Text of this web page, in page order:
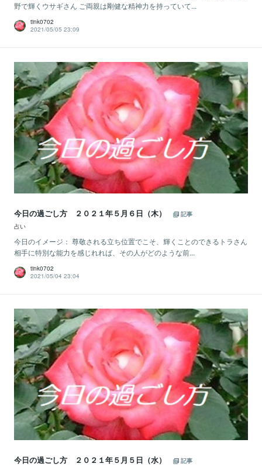
野で輝くウサギさん ご両親は剛健な精神力を持っていて...
tink0702
2021/05/05 23:09
今日の過ごし方 ２０２１年５月６日（木）
記事
占い
今日のイメージ： 尊敬される立ち位置でこそ、輝くことのできるトラさん
相手に特別な能力を感じれれば、その人がどのような前...
tink0702
2021/05/04 23:04
今日の過ごし方 ２０２１年５月５日（水）
記事